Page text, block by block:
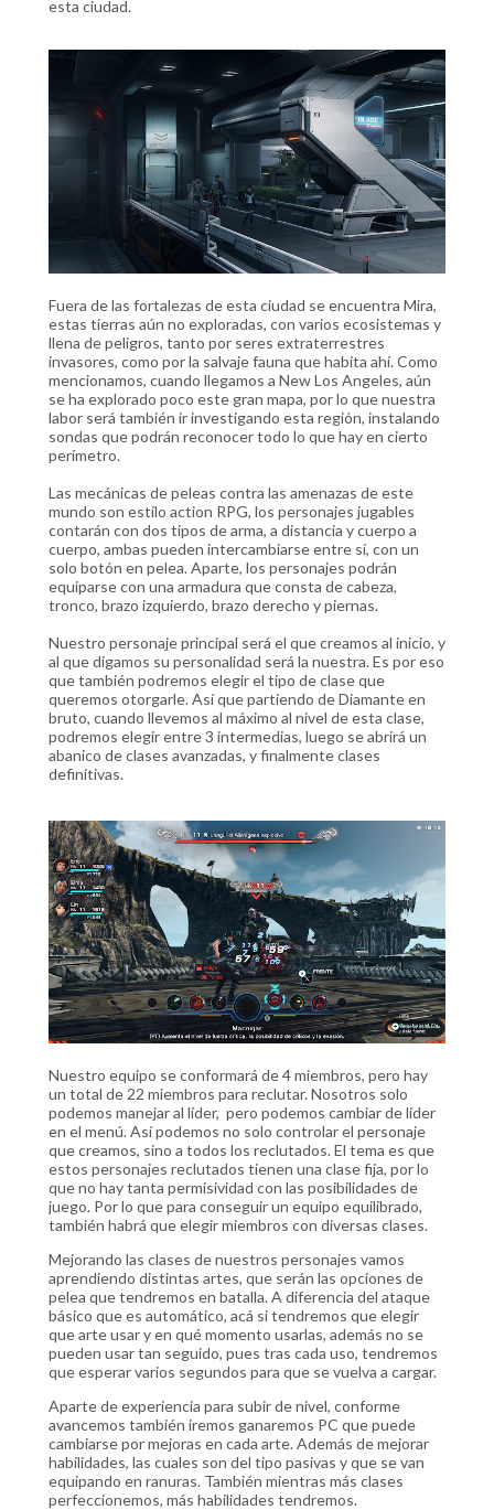
esta ciudad.
Fuera de las fortalezas de esta ciudad se encuentra Mira,
estas tierras aún no exploradas, con varios ecosistemas y
llena de peligros, tanto por seres extraterrestres
invasores, como por la salvaje fauna que habita ahí. Como
mencionamos, cuando llegamos a New Los Angeles, aún
se ha explorado poco este gran mapa, por lo que nuestra
labor será también ir investigando esta región, instalando
sondas que podrán reconocer todo lo que hay en cierto
perímetro.
Las mecánicas de peleas contra las amenazas de este
mundo son estilo action RPG, los personajes jugables
contarán con dos tipos de arma, a distancia y cuerpo a
cuerpo, ambas pueden intercambiarse entre sí, con un
solo botón en pelea. Aparte, los personajes podrán
equiparse con una armadura que consta de cabeza,
tronco, brazo izquierdo, brazo derecho y piernas.
Nuestro personaje principal será el que creamos al inicio, y
al que digamos su personalidad será la nuestra. Es por eso
que también podremos elegir el tipo de clase que
queremos otorgarle. Así que partiendo de Diamante en
bruto, cuando llevemos al máximo al nivel de esta clase,
podremos elegir entre 3 intermedias, luego se abrirá un
abanico de clases avanzadas, y finalmente clases
definitivas.
Nuestro equipo se conformará de 4 miembros, pero hay
un total de 22 miembros para reclutar. Nosotros solo
podemos manejar al líder, pero podemos cambiar de líder
en el menú. Así podemos no solo controlar el personaje
que creamos, sino a todos los reclutados. El tema es que
estos personajes reclutados tienen una clase fija, por lo
que no hay tanta permisividad con las posibilidades de
juego. Por lo que para conseguir un equipo equilibrado,
también habrá que elegir miembros con diversas clases.
Mejorando las clases de nuestros personajes vamos
aprendiendo distintas artes, que serán las opciones de
pelea que tendremos en batalla. A diferencia del ataque
básico que es automático, acá si tendremos que elegir
que arte usar y en qué momento usarlas, además no se
pueden usar tan seguido, pues tras cada uso, tendremos
que esperar varios segundos para que se vuelva a cargar.
Aparte de experiencia para subir de nivel, conforme
avancemos también iremos ganaremos PC que puede
cambiarse por mejoras en cada arte. Además de mejorar
habilidades, las cuales son del tipo pasivas y que se van
equipando en ranuras. También mientras más clases
perfeccionemos, más habilidades tendremos.